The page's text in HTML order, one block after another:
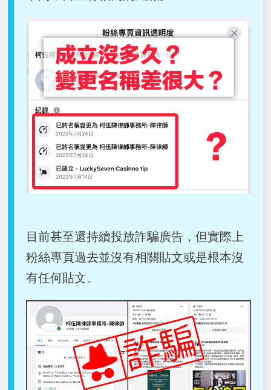
目前甚至還持續投放詐騙廣告，但實際上
粉絲專頁過去並沒有相關貼文或是根本沒
有任何貼文。